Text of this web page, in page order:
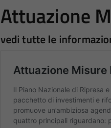
Attuazione
vedi tutte le